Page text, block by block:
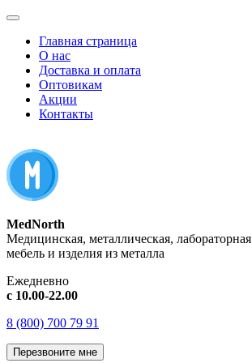
Главная страница
О нас
Доставка и оплата
Оптовикам
Акции
Контакты
MedNorth
Медицинская, металлическая, лабораторная
мебель и изделия из металла
Ежедневно
с 10.00-22.00
8 (800) 700 79 91
Перезвоните мне